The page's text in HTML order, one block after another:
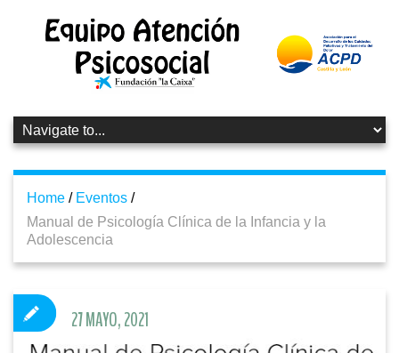
Home / Eventos /
Manual de Psicología Clínica de la Infancia y la
Adolescencia
27 MAYO, 2021